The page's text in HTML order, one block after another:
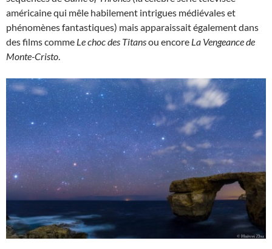
américaine qui mêle habilement intrigues médiévales et
phénomènes fantastiques) mais apparaissait également dans
des films comme Le choc des Titansou encore La Vengeance de
Monte-Cristo